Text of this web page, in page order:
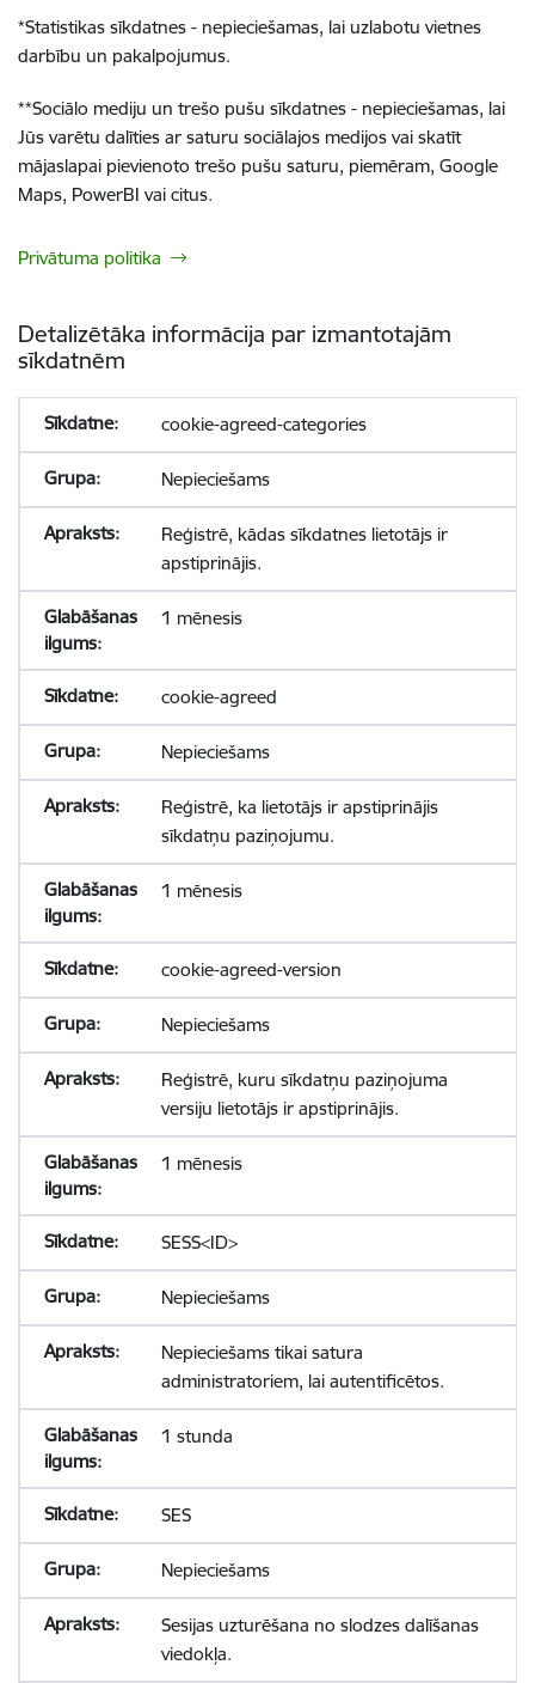
*Statistikas sīkdatnes - nepieciešamas, lai uzlabotu vietnes
darbību un pakalpojumus.
**Sociālo mediju un trešo pušu sīkdatnes - nepieciešamas, lai
Jūs varētu dalīties ar saturu sociālajos medijos vai skatīt
mājaslapai pievienoto trešo pušu saturu, piemēram, Google
Maps, PowerBI vai citus.
Privātuma politika
Detalizētāka informācija par izmantotajām
sīkdatnēm
cookie-agreed-categories
Nepieciešams
Reģistrē, kādas sīkdatnes lietotājs ir
apstiprinājis.
1 mēnesis
cookie-agreed
Nepieciešams
Reģistrē, ka lietotājs ir apstiprinājis
sīkdatņu paziņojumu.
1 mēnesis
cookie-agreed-version
Nepieciešams
Reģistrē, kuru sīkdatņu paziņojuma
versiju lietotājs ir apstiprinājis.
1 mēnesis
SESS<ID>
Nepieciešams
Nepieciešams tikai satura
administratoriem, lai autentificētos.
1 stunda
SES
Nepieciešams
Sesijas uzturēšana no slodzes dalīšanas
viedokļa.